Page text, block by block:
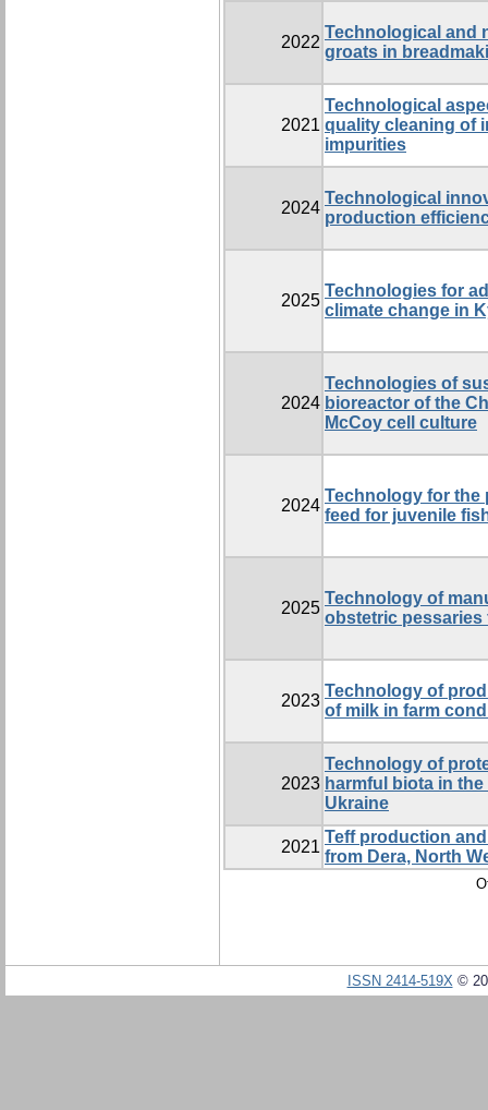
2022
Technological and
groats in
2021
Technological
quality cleaning of
impurities
2024
Technological
production
2025
Technologies for
climate change in
2024
Technologies of
bioreactor of the
McCoy cell culture
2024
Technology for the
feed for juvenile
2025
Technology of
obstetric pessaries
2023
Technology of
of milk in farm
2023
Technology of
harmful biota in
Ukraine
2021
Teff production
from Dera, North
ISSN 2414-519X©